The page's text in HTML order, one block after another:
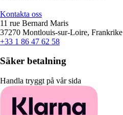
Kontakta oss
11 rue Bernard Maris
37270 Montlouis-sur-Loire, Frankrike
+33 1 86 47 62 58
Säker betalning
Handla tryggt på vår sida